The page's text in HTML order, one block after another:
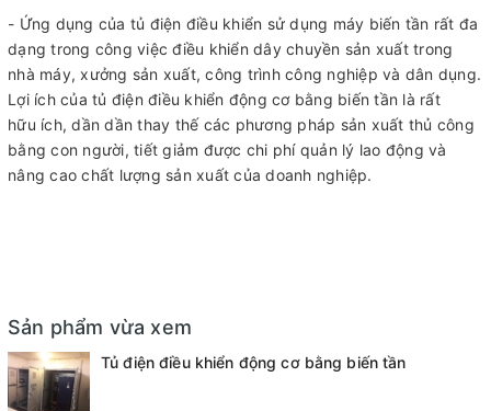
- Ứng dụng của tủ điện điều khiển sử dụng máy biến tần rất đa
dạng trong công việc điều khiển dây chuyền sản xuất trong
nhà máy, xưởng sản xuất, công trình công nghiệp và dân dụng.
Lợi ích của tủ điện điều khiển động cơ bằng biến tần là rất
hữu ích, dần dần thay thế các phương pháp sản xuất thủ công
bằng con người, tiết giảm được chi phí quản lý lao động và
nâng cao chất lượng sản xuất của doanh nghiệp.
Sản phẩm vừa xem
Tủ điện điều khiển động cơ bằng biến tần